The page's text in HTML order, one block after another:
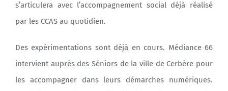
s’articulera avec l’accompagnement social déjà réalisé
par les CCAS au quotidien.
Des expérimentations sont déjà en cours. Médiance 66
intervient auprès des Séniors de la ville de Cerbère pour
les accompagner dans leurs démarches numériques.